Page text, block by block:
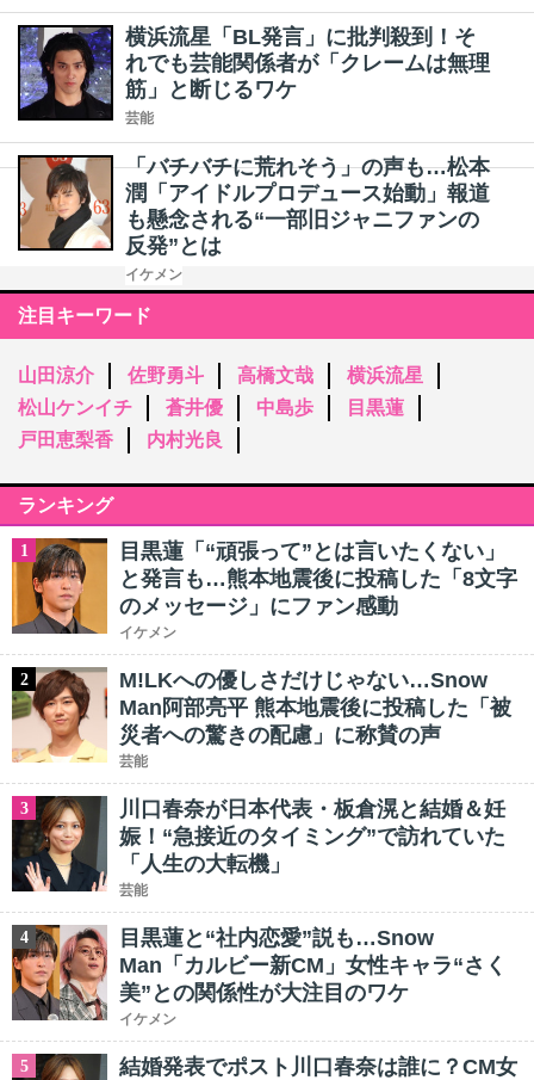
横浜流星「BL発言」に批判殺到！そ
れでも芸能関係者が「クレームは無理
筋」と断じるワケ
芸能
「バチバチに荒れそう」の声も…松本
潤「アイドルプロデュース始動」報道
も懸念される“一部旧ジャニファンの
反発”とは
イケメン
注目キーワード
山田涼介 佐野勇斗 高橋文哉
横浜流星
松山ケンイチ
蒼井優 中島歩
目黒蓮
戸田恵梨香
内村光良
ランキング
1
目黒蓮「“頑張って”とは言いたくない」
と発言も…熊本地震後に投稿した「8文字
のメッセージ」にファン感動
イケメン
2
M!LKへの優しさだけじゃない…Snow
Man阿部亮平 熊本地震後に投稿した「被
災者への驚きの配慮」に称賛の声
芸能
3
川口春奈が日本代表・板倉滉と結婚＆妊
娠！“急接近のタイミング”で訪れていた
「人生の大転機」
芸能
4
目黒蓮と“社内恋愛”説も…Snow
Man「カルビー新CM」女性キャラ“さく
美”との関係性が大注目のワケ
イケメン
5 結婚発表でポスト川口春奈は誰に？CM女